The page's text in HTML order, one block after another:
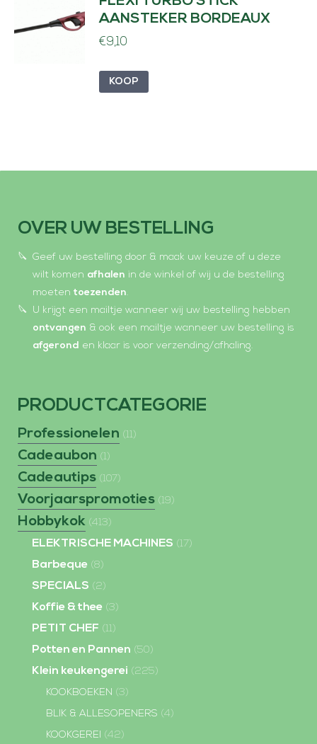
AANSTEKER BORDEAUX
€9,10
KOOP
OVER UW BESTELLING
Geef uw bestelling door & maak uw keuze of u deze
wilt komen afhalen in de winkel of wij u de bestelling
moeten toezenden.
U krijgt een mailtje wanneer wij uw bestelling hebben
ontvangen & ook een mailtje wanneer uw bestelling is
afgerond en klaar is voor verzending/afhaling.
PRODUCTCATEGORIE
Professionelen (11)
Cadeaubon (1)
Cadeautips (107)
Voorjaarspromoties (19)
Hobbykok (413)
ELEKTRISCHE MACHINES (17)
Barbeque (8)
SPECIALS (2)
Koffie & thee (3)
PETIT CHEF (11)
Potten en Pannen (50)
Klein keukengerei (225)
KOOKBOEKEN (3)
BLIK & ALLESOPENERS (4)
KOOKGEREI (42)